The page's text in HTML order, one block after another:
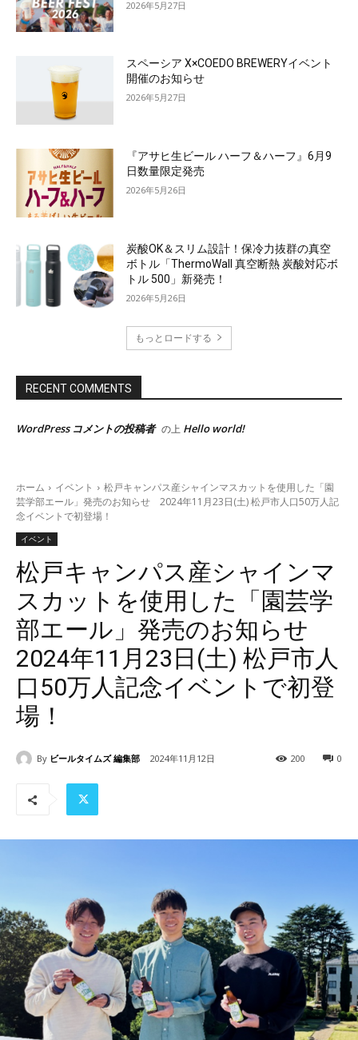
2026年5月27日
スペーシア X×COEDO BREWERYイベント
開催のお知らせ
2026年5月27日
『アサヒ生ビール ハーフ＆ハーフ』6月9
日数量限定発売
2026年5月26日
炭酸OK＆スリム設計！保冷力抜群の真空
ボトル「ThermoWall 真空断熱 炭酸対応ボ
トル 500」新発売！
2026年5月26日
もっとロードする
RECENT COMMENTS
WordPress コメントの投稿者 の上 Hello world!